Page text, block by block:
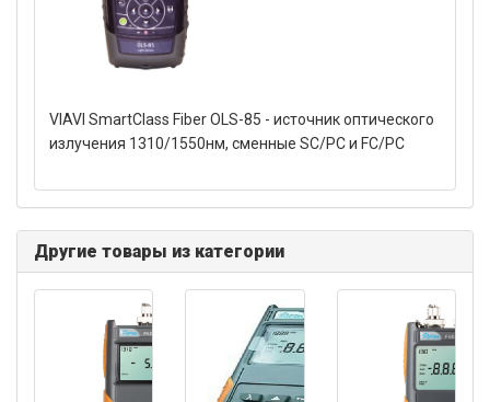
VIAVI SmartClass Fiber OLS-85 - источник оптического
излучения 1310/1550нм, сменные SC/PC и FC/PC
Другие товары из категории